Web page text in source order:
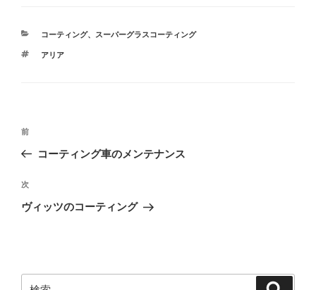
カ
ゴ
コーティング、 スーパーグラスコーティング
タ
アリア
投
ビ
ゲ
ン
前
の
稿
前
コーティング車のメンテナンス
次
の
次
ヴィッツのコーティング